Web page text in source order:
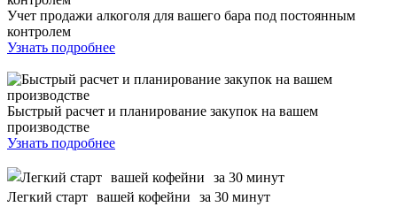
Учет продажи алкоголя для вашего бара под постоянным
контролем
Узнать подробнее
Быстрый расчет и планирование закупок на вашем
производстве
Узнать подробнее
Легкий старт вашей кофейни за 30 минут